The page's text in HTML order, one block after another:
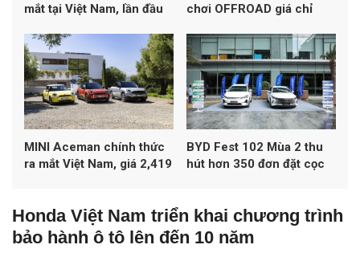
mắt tại Việt Nam, lần đầu
chơi OFFROAD giá chỉ
MINI Aceman chính thức
ra mắt Việt Nam, giá 2,419
BYD Fest 102 Mùa 2 thu
hút hơn 350 đơn đặt cọc
Honda Việt Nam triển khai chương trình
bảo hành ô tô lên đến 10 năm